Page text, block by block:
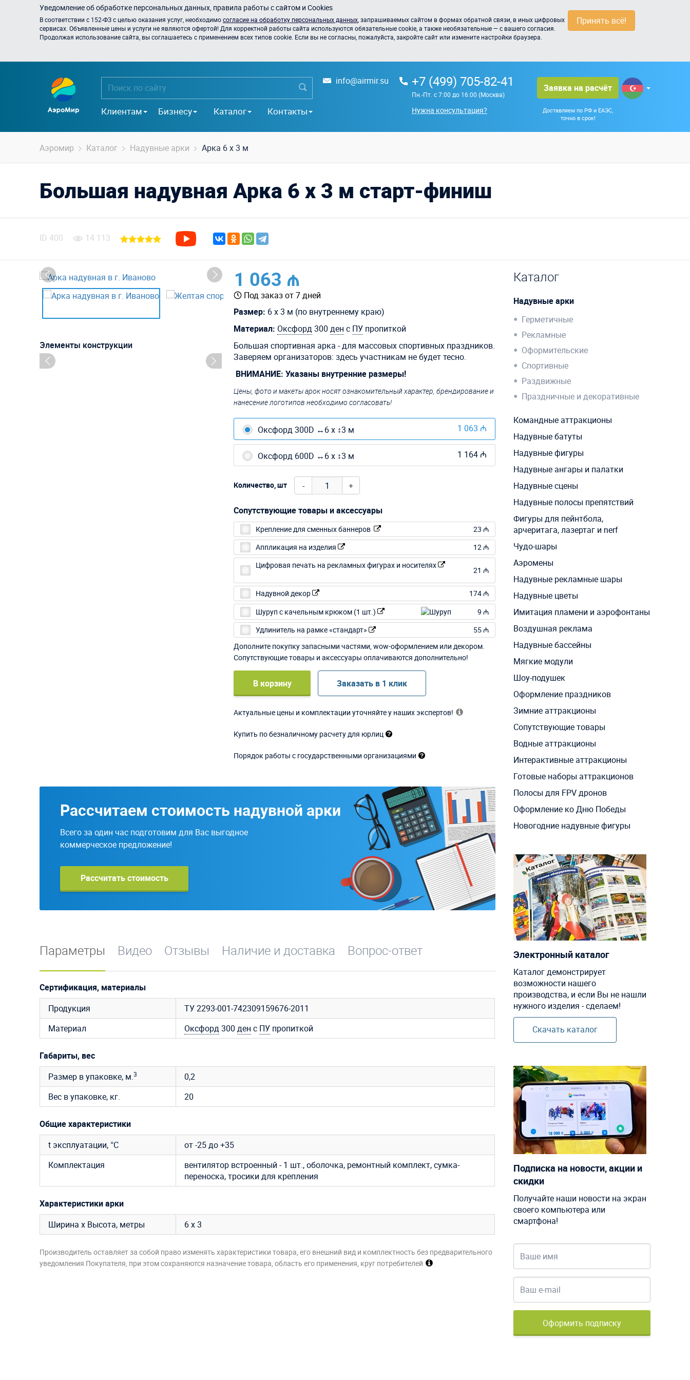
Принять всё!
Уведомление об обработке персональных данных, правила работы с сайтом и Cookies
В соответствии с 152-ФЗ с целью оказания услуг, необходимосогласие на обработку персональных данных , запрашиваемых сайтом в формах обратной связи, в иных цифровых
сервисах. Объявленные цены и услуги не являются офертой! Для корректной работы сайта используются обязательные cookie, а также необязательные — с вашего согласия.
Продолжая использование сайта, вы соглашаетесь с применением всех типов cookie. Если вы не согласны, пожалуйста, закройте сайт или измените настройки браузера.
Клиентам Бизнесу Каталог Контакты
info@airmir.su +7 (499) 705-82-41
Пн.-Пт. с 7:00 до 16:00 (Москва)
Нужна консультация?
Заявка на расчёт
Доставляем по РФ и ЕАЭС,
точно в срок!
Аэромир Каталог Надувные арки Арка 6 х 3 м
Большая надувная Арка 6 х 3 м старт-финиш
ID 400 14 113
Элементы конструкции
1 063 ₼
Под заказ от 7 дней
Размер: 6 х 3 м (по внутреннему краю)
Материал: Оксфорд300ден с ПУ пропиткой
Большая спортивная арка - для массовых спортивных праздников.
Заверяем организаторов: здесь участникам не будет тесно.
ВНИМАНИЕ: Указаны внутренние размеры!
Цены, фото и макеты арок носят ознакомительный характер, брендирование и
нанесение логотипов необходимо согласовать!
Оксфорд 300D ↔6 х ↕3 м 1 063 ₼
Оксфорд 600D ↔6 х ↕3 м 1 164 ₼
Количество, шт - +
Сопутствующие товары и аксессуары
Крепление для сменных баннеров
23 ₼
Аппликация на изделия
12 ₼
Цифровая печать на рекламных фигурах и носителях
21 ₼
Надувной декор
174 ₼
Шуруп с качельным крюком (1 шт.)
9 ₼
Удлинитель на рамке «стандарт»
55 ₼
Дополните покупку запасными частями, wow-оформлением или декором.
Сопутствующие товары и аксессуары оплачиваются дополнительно!
В корзину Заказать в 1 клик
Актуальные цены и комплектации уточняйте у наших экспертов!
Купить по безналичному расчету для юрлиц
Порядок работы с государственными организациями
Рассчитаем стоимость надувной арки
Всего за один час подготовим для Вас выгодное
коммерческое предложение!
Рассчитать стоимость
Параметры Видео Отзывы Наличие и доставка Вопрос-ответ
Сертификация, материалы
Продукция
ТУ 2293-001-742309159676-2011
Материал
Оксфорд300 ден с ПУ пропиткой
Габариты, вес
Размер в упаковке, м.3
0,2
Вес в упаковке, кг.
20
Общие характеристики
t эксплуатации, °C
от -25 до +35
Комплектация
вентилятор встроенный - 1 шт., оболочка, ремонтный комплект, сумка-
переноска, тросики для крепления
Характеристики арки
Ширина х Высота, метры
6 х 3
Производитель оставляет за собой право изменять характеристики товара, его внешний вид и комплектность без предварительного
уведомления Покупателя, при этом сохраняются назначение товара, область его применения, круг потребителей
Каталог
Надувные арки
Герметичные
Рекламные
Оформительские
Спортивные
Раздвижные
Праздничные и декоративные
Командные аттракционы
Надувные батуты
Надувные фигуры
Надувные ангары и палатки
Надувные сцены
Надувные полосы препятствий
Фигуры для пейнтбола,
арчеритага, лазертаг и nerf
Чудо-шары
Аэромены
Надувные рекламные шары
Надувные цветы
Имитация пламени и аэрофонтаны
Воздушная реклама
Надувные бассейны
Мягкие модули
Шоу-подушек
Оформление праздников
Зимние аттракционы
Сопутствующие товары
Водные аттракционы
Интерактивные аттракционы
Готовые наборы аттракционов
Полосы для FPV дронов
Оформление ко Дню Победы
Новогодние надувные фигуры
Электронный каталог
Каталог демонстрирует
возможности нашего
производства, и если Вы не нашли
нужного изделия - сделаем!
Скачать каталог
Подписка на новости, акции и
скидки
Получайте наши новости на экран
своего компьютера или
смартфона!
Оформить подписку